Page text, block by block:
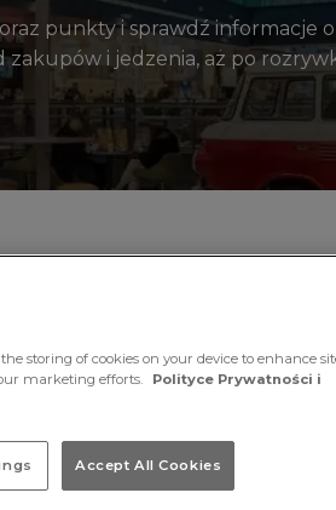
punkty i sprawdź informacje
i jedzenia, aż po
storing of cookies on your device to enhance
marketing efforts.
Polityce Prywatności i
Accept All Cookies